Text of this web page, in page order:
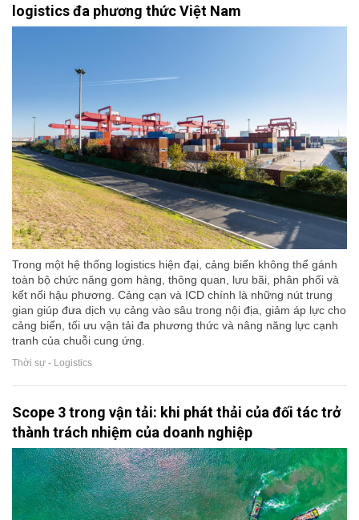
logistics đa phương thức Việt Nam
Trong một hệ thống logistics hiện đại, cảng biển không thể gánh
toàn bộ chức năng gom hàng, thông quan, lưu bãi, phân phối và
kết nối hậu phương. Cảng cạn và ICD chính là những nút trung
gian giúp đưa dịch vụ cảng vào sâu trong nội địa, giảm áp lực cho
cảng biển, tối ưu vận tải đa phương thức và nâng năng lực cạnh
tranh của chuỗi cung ứng.
Thời sự - Logistics
Scope 3 trong vận tải: khi phát thải của đối tác trở
thành trách nhiệm của doanh nghiệp